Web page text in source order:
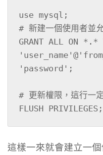
use mysql;
# 新建一個使用者並
GRANT ALL ON *.*
'password';
# 更新權限，這行一
FLUSH PRIVILEGES;
這樣一來就會建立一